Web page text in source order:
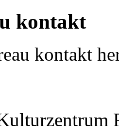
kontakt
kontakt